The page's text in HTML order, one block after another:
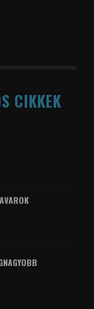
CIKKEK